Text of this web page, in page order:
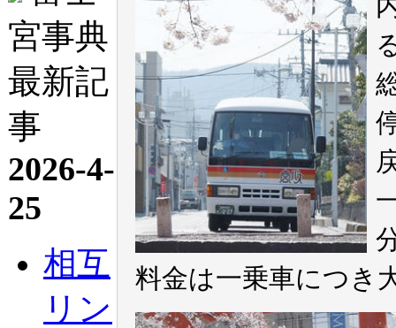
宮事典
最新記
事
2026-4-
25
相互
リン
料金は一乗車につき